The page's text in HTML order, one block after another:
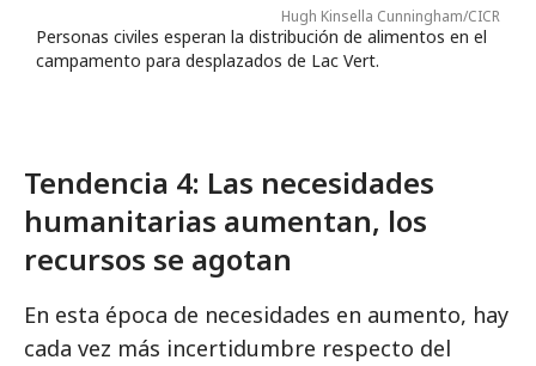
Hugh Kinsella Cunningham/CICR
Personas civiles esperan la distribución de alimentos en el
campamento para desplazados de Lac Vert.
Tendencia 4: Las necesidades
humanitarias aumentan, los
recursos se agotan
En esta época de necesidades en aumento, hay
cada vez más incertidumbre respecto del